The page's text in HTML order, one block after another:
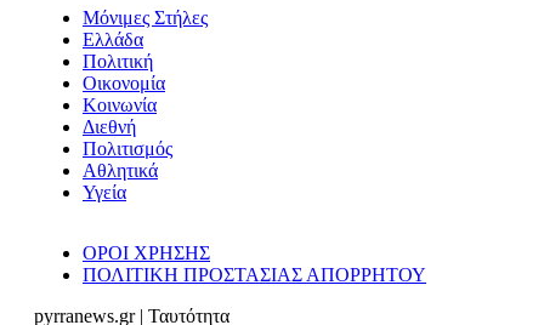
Μόνιμες Στήλες
Ελλάδα
Πολιτική
Οικονομία
Κοινωνία
Διεθνή
Πολιτισμός
Αθλητικά
Υγεία
ΟΡΟΙ ΧΡΗΣΗΣ
ΠΟΛΙΤΙΚΗ ΠΡΟΣΤΑΣΙΑΣ ΑΠΟΡΡΗΤΟΥ
pyrranews.gr | Ταυτότητα